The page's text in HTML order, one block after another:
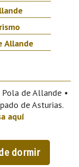
Allande
de Allande •
de Asturias.
aquí
dormir